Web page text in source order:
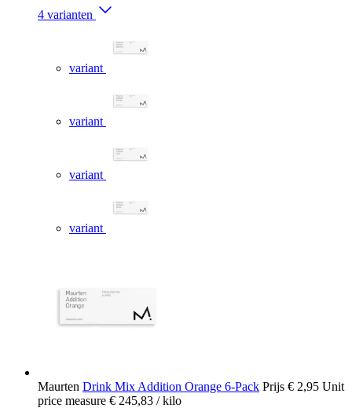
4 varianten
variant
variant
variant
variant
Maurten Drink Mix Addition Orange 6-Pack Prijs € 2,95 Unit
price measure € 245,83 / kilo